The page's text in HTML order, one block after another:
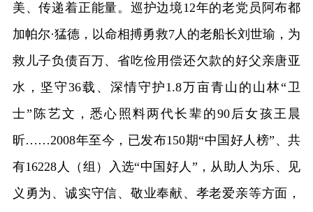
美、传递着正能量。巡护边境12年的老党员阿布都
加帕尔·猛德，以命相搏勇救7人的老船长刘世瑜，为
救儿子负债百万、省吃俭用偿还欠款的好父亲唐亚
水，坚守36载、深情守护1.8万亩青山的山林“卫
士”陈艺文，悉心照料两代长辈的90后女孩王晨
昕……2008年至今，已发布150期“中国好人榜”、共
有16228人（组）入选“中国好人”，从助人为乐、见
义勇为、诚实守信、敬业奉献、孝老爱亲等方面，